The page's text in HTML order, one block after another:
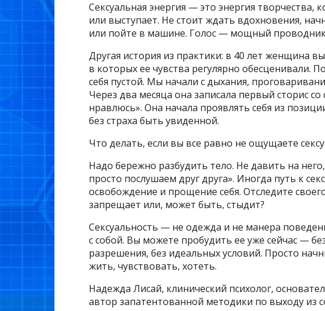
Сексуальная энергия — это энергия
или выступает. Не стоит ждать вдохновения,
или пойте в машине. Голос — мощный проводник
Другая история из практики: в 40 лет женщина
в которых ее чувства регулярно обесценивали.
себя пустой. Мы начали с дыхания,
Через два месяца она записала первый сторис
нравлюсь». Она начала проявлять себя из
без страха быть увиденной.
Что делать, если вы все равно не ощущаете
Надо бережно разбудить тело. Не давить на
просто послушаем друг друга». Иногда путь к
освобождение и прощение себя. Отследите
запрещает или, может быть, стыдит?
Сексуальность — не одежда и не манера
с собой. Вы можете пробудить ее уже сейчас —
разрешения, без идеальных условий. Просто
жить, чувствовать, хотеть.
Надежда Лисай, клинический психолог,
автор запатентованной методики по выходу из